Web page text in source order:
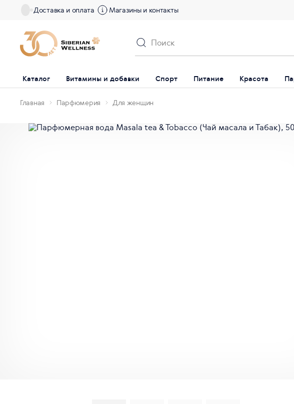
Доставка и оплата Магазины и контакты
Каталог Витамины и добавки Спорт Питание Красота
Главная Парфюмерия Для женщин